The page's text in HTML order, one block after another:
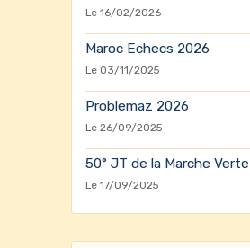
Le 16/02/2026
Maroc Echecs 2026
Le 03/11/2025
Problemaz 2026
Le 26/09/2025
50° JT de la Marche Verte
Le 17/09/2025